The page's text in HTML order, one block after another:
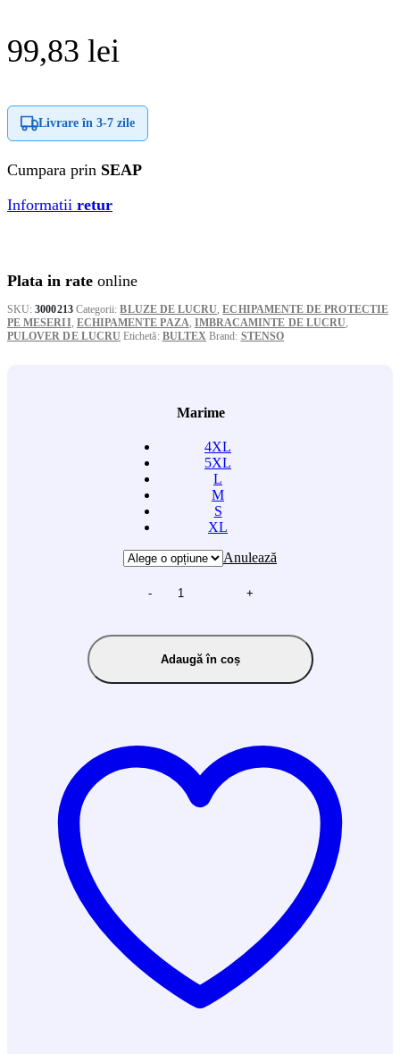
99,83 lei
Livrare în 3-7 zile
Cumpara prin SEAP
Informatii retur
Plata in rate online
SKU:3000213 Categorii:BLUZE DE LUCRU ,ECHIPAMENTE DE PROTECTIE
PE MESERII ECHIPAMENTE PAZA IMBRACAMINTE DE LUCRU
PULOVER DE LUCRU Etichetă: BULTEX Brand: STENSO
Marime
4XL
5XL
L
M
S
XL
Anulează
- +
Adaugă în coș